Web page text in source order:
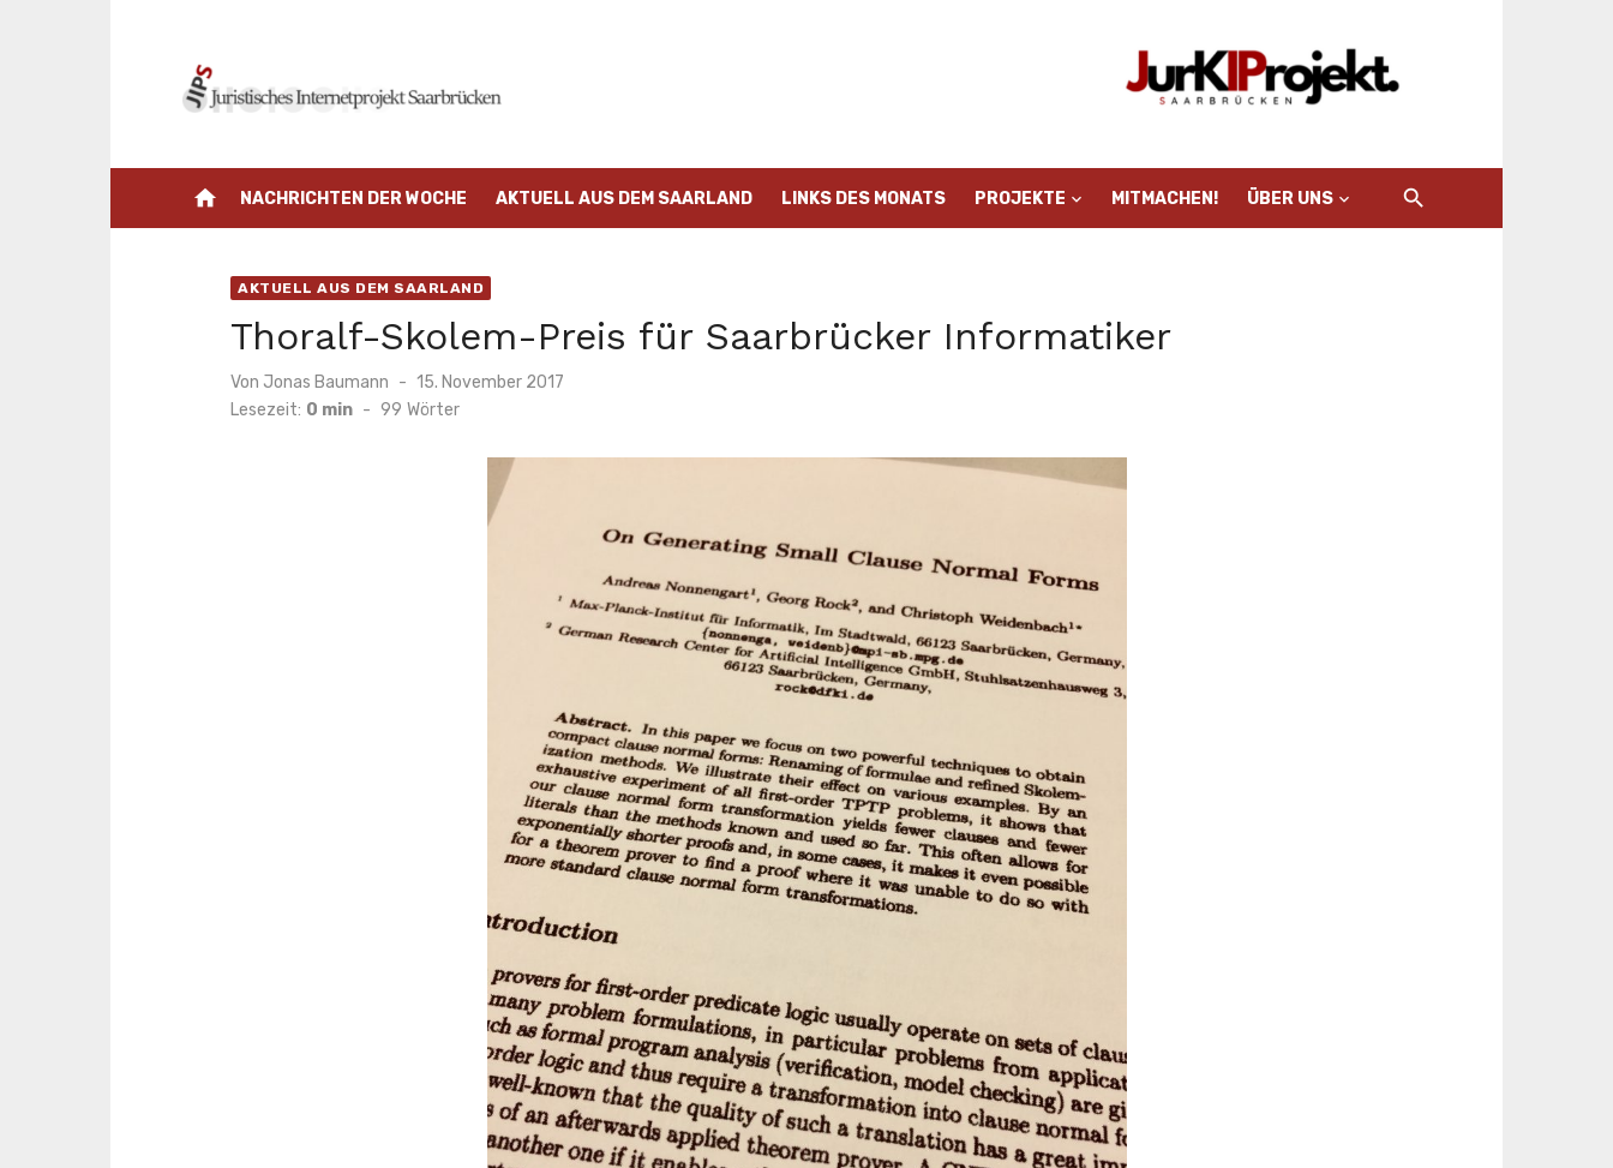
home NACHRICHTEN DER WOCHE AKTUELL AUS DEM SAARLAND LINKS DES MONATS PROJEKTE MITMACHEN! ÜBER UNS
AKTUELL AUS DEM SAARLAND
Thoralf-Skolem-Preis für Saarbrücker Informatiker
Von Jonas Baumann
Veröffentlicht
am
15. November 2017
Lesezeit: 0 min - 99 Wörter